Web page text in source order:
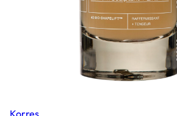
Korres